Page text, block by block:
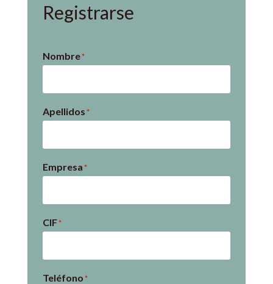
Registrarse
Nombre*
Apellidos*
Empresa*
CIF*
Teléfono*